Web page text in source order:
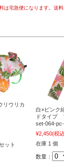
宅急便になります。送
ウリカ
ット
白×ピンク
ドタイプ
set-064-
¥2,450(税
在庫 1 個
数量：